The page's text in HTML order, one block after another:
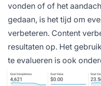
vonden of of het
gedaan, is het tijd om
verbeteren. Content
resultaten op. Het
te evalueren is ook